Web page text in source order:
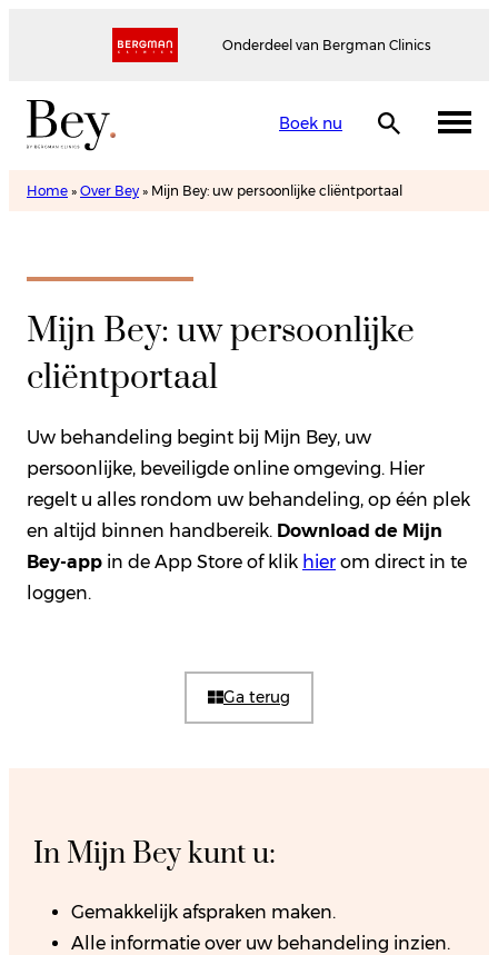
Onderdeel van Bergman Clinics
Boek nu
Home » Over Bey » Mijn Bey: uw persoonlijke cliëntportaal
Mijn Bey: uw persoonlijke
cliëntportaal
Uw behandeling begint bij Mijn Bey, uw
persoonlijke, beveiligde online omgeving. Hier
regelt u alles rondom uw behandeling, op één plek
en altijd binnen handbereik. Download de Mijn
Bey-app in de App Store of klik hier om direct in te
loggen.
Ga terug
In Mijn Beykunt u:
Gemakkelijk afspraken maken.
Alle informatie over uw behandeling inzien.